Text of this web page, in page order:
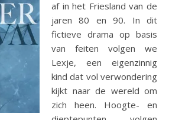
af in het Friesland van de
jaren 80 en 90. In dit
fictieve drama op basis
van feiten volgen we
Lexje, een eigenzinnig
kind dat vol verwondering
kijkt naar de wereld om
zich heen. Hoogte- en